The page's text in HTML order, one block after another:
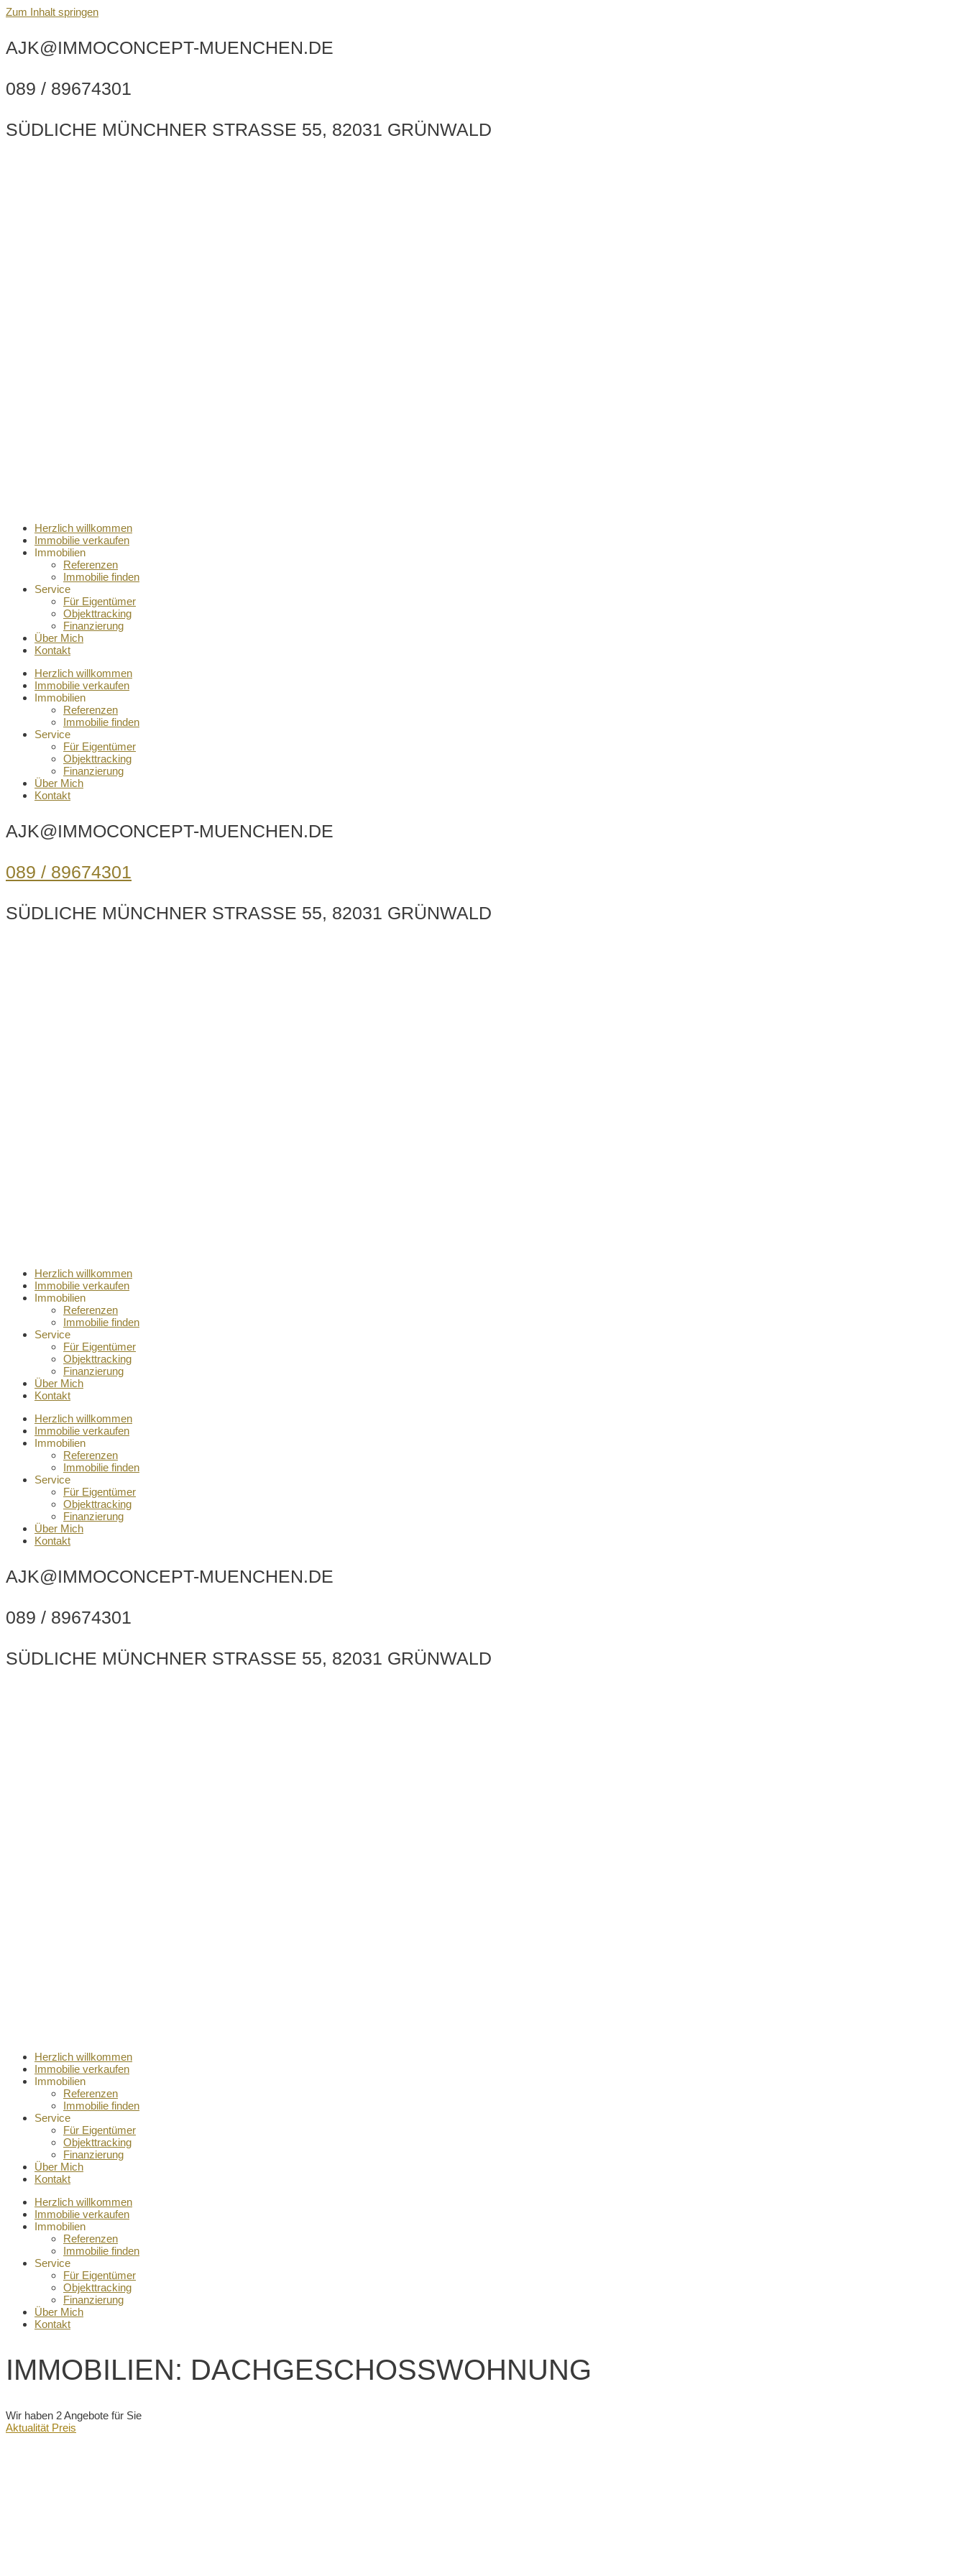
Zum Inhalt springen
AJK@IMMOCONCEPT-MUENCHEN.DE
089 / 89674301
SÜDLICHE MÜNCHNER STRASSE 55, 82031 GRÜNWALD
Herzlich willkommen
Immobilie verkaufen
Immobilien
Referenzen
Immobilie finden
Service
Für Eigentümer
Objekttracking
Finanzierung
Über Mich
Kontakt
Herzlich willkommen
Immobilie verkaufen
Immobilien
Referenzen
Immobilie finden
Service
Für Eigentümer
Objekttracking
Finanzierung
Über Mich
Kontakt
AJK@IMMOCONCEPT-MUENCHEN.DE
089 / 89674301
SÜDLICHE MÜNCHNER STRASSE 55, 82031 GRÜNWALD
Herzlich willkommen
Immobilie verkaufen
Immobilien
Referenzen
Immobilie finden
Service
Für Eigentümer
Objekttracking
Finanzierung
Über Mich
Kontakt
Herzlich willkommen
Immobilie verkaufen
Immobilien
Referenzen
Immobilie finden
Service
Für Eigentümer
Objekttracking
Finanzierung
Über Mich
Kontakt
AJK@IMMOCONCEPT-MUENCHEN.DE
089 / 89674301
SÜDLICHE MÜNCHNER STRASSE 55, 82031 GRÜNWALD
Herzlich willkommen
Immobilie verkaufen
Immobilien
Referenzen
Immobilie finden
Service
Für Eigentümer
Objekttracking
Finanzierung
Über Mich
Kontakt
Herzlich willkommen
Immobilie verkaufen
Immobilien
Referenzen
Immobilie finden
Service
Für Eigentümer
Objekttracking
Finanzierung
Über Mich
Kontakt
IMMOBILIEN: DACHGESCHOSSWOHNUNG
Wir haben 2 Angebote für Sie
Aktualität Preis